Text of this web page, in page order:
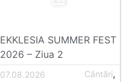
EKKLESIA SUMMER FEST
2026 – Ziua 2
07.08.2026 Cântări,